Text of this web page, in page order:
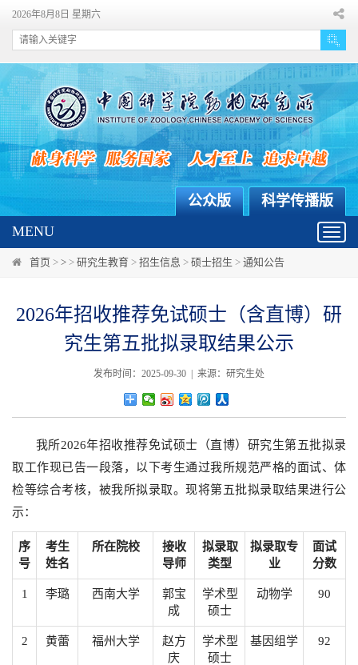
2026年8月8日 星期六
科学传播版
公众版
MENU
首页 > > > 研究生教育 > 招生信息 > 硕士招生 > 通知公告
2026年招收推荐免试硕士（含直博）研
究生第五批拟录取结果公示
发布时间：2025-09-30 | 来源：研究生处
我所2026年招收推荐免试硕士（直博）研究生第五批拟录
取工作现已告一段落，以下考生通过我所规范严格的面试、体
检等综合考核，被我所拟录取。现将第五批拟录取结果进行公
示：
序
号
考生
姓名
所在院校
接收
导师
拟录取
类型
拟录取专
业
面试
分数
1 李璐 西南大学
郭宝
成
学术型
硕士
动物学 90
2 黄蕾 福州大学
赵方
庆
学术型
硕士
基因组学 92